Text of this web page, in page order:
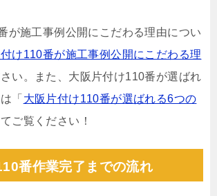
が施工事例公開にこだわる理由につい
け110番が施工事例公開にこだわる理
さい。また、大阪片付け110番が選ばれ
「 大阪片付け110番が選ばれる6つの
ご覧ください！
番作業完了までの流れ